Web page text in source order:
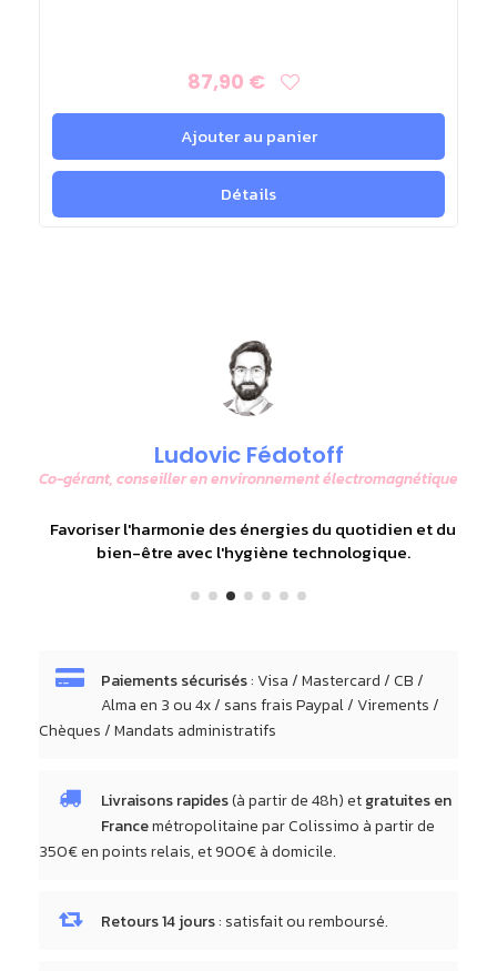
87,90 €
Ajouter au panier
Détails
Favoriser l'harmonie des énergies du quotidien et du
bien-être avec l'hygiène technologique.
Ludovic Fédotoff
Co-gérant, conseiller en environnement électromagnétique
Paiements sécurisés: Visa / Mastercard / CB /
Alma en 3 ou 4x / sans frais Paypal / Virements /
Chèques / Mandats administratifs
Livraisons rapides(à partir de 48h) etgratuites en
Francemétropolitaine par Colissimo à partir de
350€ en points relais, et 900€ à domicile.
Retours 14 jours: satisfait ou remboursé.